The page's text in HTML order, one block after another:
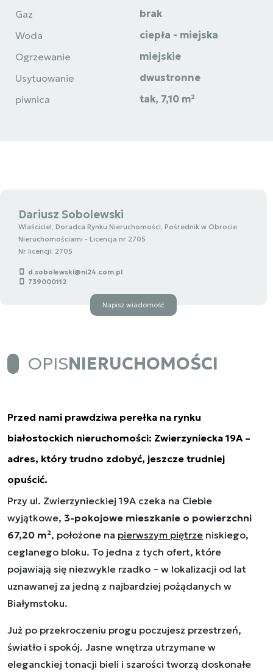
Gaz
brak
Woda
ciepła - miejska
Ogrzewanie
miejskie
Usytuowanie
dwustronne
piwnica
tak, 7,10 m²
Dariusz Sobolewski
Wlaściciel, Doradca Rynku Nieruchomości, Pośrednik w Obrocie
Nieruchomościami - Licencja nr 2705
Nr licencji: 2705
d.sobolewski@ni24.com.pl
739000112
Napisz wiadomość
OPISNIERUCHOMOŚCI
Przed nami prawdziwa perełka na rynku
białostockich nieruchomości: Zwierzyniecka 19A –
adres, który trudno zdobyć, jeszcze trudniej
opuścić.
Przy ul. Zwierzynieckiej 19A czeka na Ciebie
wyjątkowe, 3-pokojowe mieszkanie o powierzchni
67,20 m², położone na pierwszym piętrze niskiego,
ceglanego bloku. To jedna z tych ofert, które
pojawiają się niezwykle rzadko – w lokalizacji od lat
uznawanej za jedną z najbardziej pożądanych w
Białymstoku.
Już po przekroczeniu progu poczujesz przestrzeń,
światło i spokój. Jasne wnętrza utrzymane w
eleganckiej tonacji bieli i szarości tworzą doskonałe